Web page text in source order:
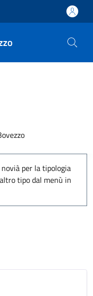
per la tipologia
tipo dal menù in